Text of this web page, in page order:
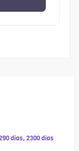
días, 2300 días